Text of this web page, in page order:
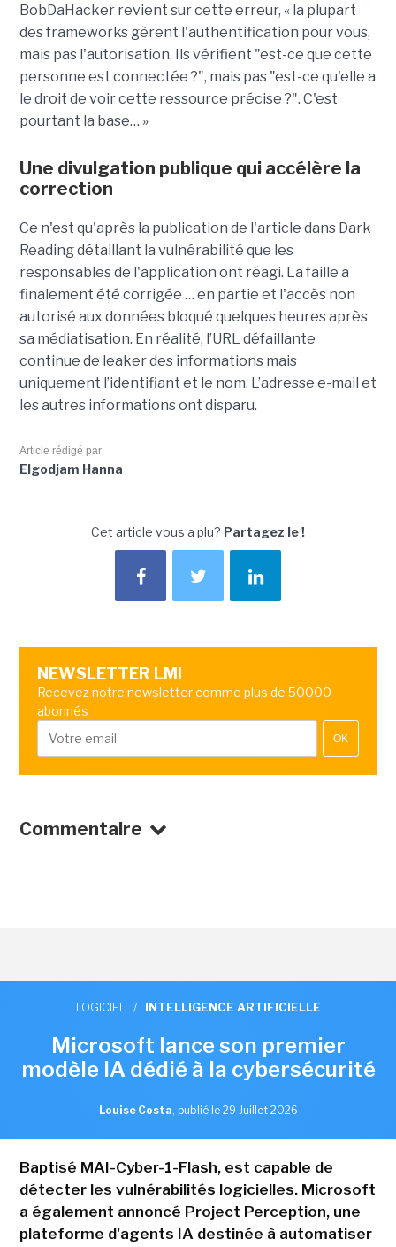
BobDaHacker revient sur cette erreur, « la plupart
des frameworks gèrent l'authentification pour vous,
mais pas l'autorisation. Ils vérifient "est-ce que cette
personne est connectée ?", mais pas "est-ce qu'elle a
le droit de voir cette ressource précise ?". C'est
pourtant la base… »
Une divulgation publique qui accélère la
correction
Ce n'est qu'après la publication de l'article dans Dark
Reading détaillant la vulnérabilité que les
responsables de l'application ont réagi. La faille a
finalement été corrigée … en partie et l'accès non
autorisé aux données bloqué quelques heures après
sa médiatisation. En réalité, l’URL défaillante
continue de leaker des informations mais
uniquement l’identifiant et le nom. L’adresse e-mail et
les autres informations ont disparu.
Article rédigé par
Elgodjam Hanna
Cet article vous a plu? Partagez le !
NEWSLETTER LMI
Recevez notre newsletter comme plus de 50000
abonnés
OK
Commentaire
LOGICIEL / INTELLIGENCE ARTIFICIELLE
Microsoft lance son premier
modèle IA dédié à la cybersécurité
Louise Costa, publié le 29 Juillet 2026
Baptisé MAI-Cyber-1-Flash, est capable de
détecter les vulnérabilités logicielles. Microsoft
a également annoncé Project Perception, une
plateforme d'agents IA destinée à automatiser